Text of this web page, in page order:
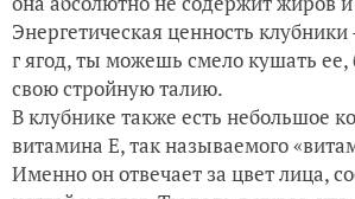
Энергетическая ценность
г ягод, ты можешь смело кушать ее,
свою стройную талию.
В клубнике также есть небольшое
витамина Е, так называемого
Именно он отвечает за цвет лица,